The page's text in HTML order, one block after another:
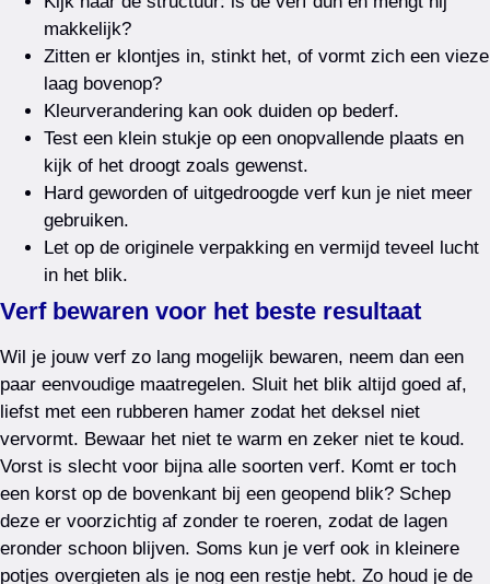
makkelijk?
Zitten er klontjes in, stinkt het, of vormt zich een vieze
laag bovenop?
Kleurverandering kan ook duiden op bederf.
Test een klein stukje op een onopvallende plaats en
kijk of het droogt zoals gewenst.
Hard geworden of uitgedroogde verf kun je niet meer
gebruiken.
Let op de originele verpakking en vermijd teveel lucht
in het blik.
Verf bewaren voor het beste resultaat
Wil je jouw verf zo lang mogelijk bewaren, neem dan een
paar eenvoudige maatregelen. Sluit het blik altijd goed af,
liefst met een rubberen hamer zodat het deksel niet
vervormt. Bewaar het niet te warm en zeker niet te koud.
Vorst is slecht voor bijna alle soorten verf. Komt er toch
een korst op de bovenkant bij een geopend blik? Schep
deze er voorzichtig af zonder te roeren, zodat de lagen
eronder schoon blijven. Soms kun je verf ook in kleinere
potjes overgieten als je nog een restje hebt. Zo houd je de